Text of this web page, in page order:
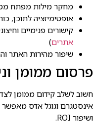
מחקר מילות מפתח
אופטימיזציה לתוכן,
קישורים פנימיים
אתרים)
שיפור מהירות האתר
פרסום ממומן
חשוב לשלב קידום ממומן לצד
אינסטגרם וגוגל אדס מאפשר
ושיפור ROI.